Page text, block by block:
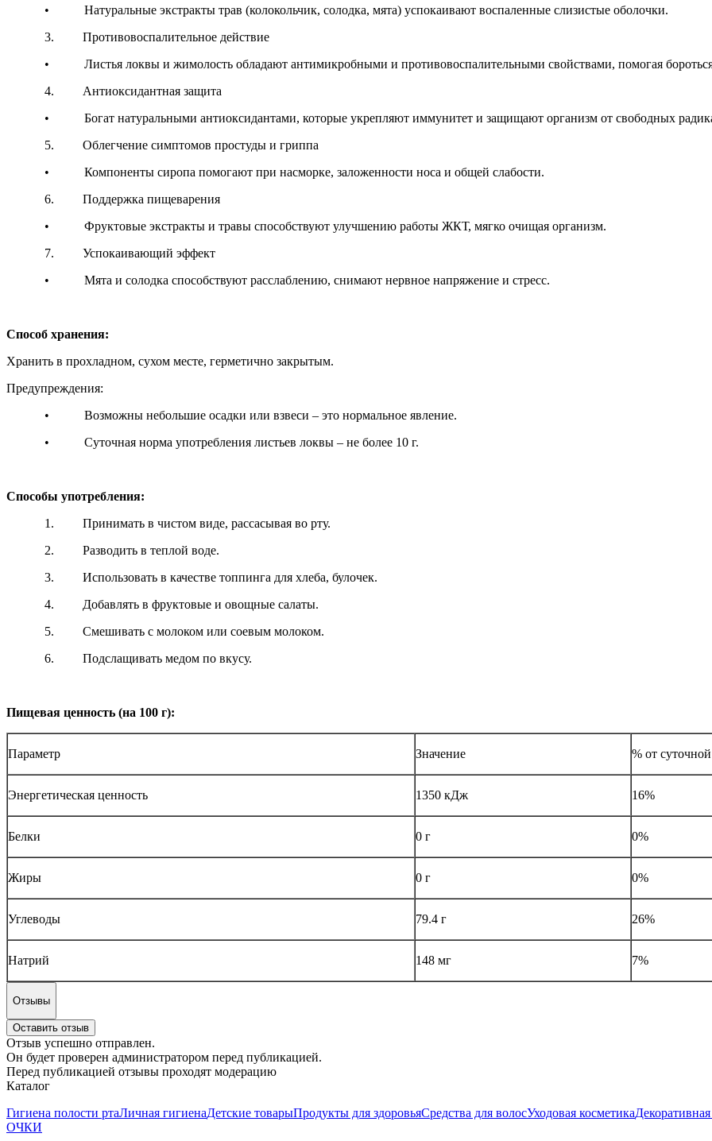
• Натуральные экстракты трав (колокольчик, солодка, мята) успокаивают воспаленные слизистые оболочки.
3. Противовоспалительное действие
• Листья локвы и жимолость обладают антимикробными и противовоспалительными свойствами, помогая
4. Антиоксидантная защита
• Богат натуральными антиоксидантами, которые укрепляют иммунитет и защищают организм от свободных
5. Облегчение симптомов простуды и гриппа
• Компоненты сиропа помогают при насморке, заложенности носа и общей слабости.
6. Поддержка пищеварения
• Фруктовые экстракты и травы способствуют улучшению работы ЖКТ, мягко очищая организм.
7. Успокаивающий эффект
• Мята и солодка способствуют расслаблению, снимают нервное напряжение и стресс.
Способ хранения:
Хранить в прохладном, сухом месте, герметично закрытым.
Предупреждения:
• Возможны небольшие осадки или взвеси – это нормальное явление.
• Суточная норма употребления листьев локвы – не более 10 г.
Способы употребления:
1. Принимать в чистом виде, рассасывая во рту.
2. Разводить в теплой воде.
3. Использовать в качестве топпинга для хлеба, булочек.
4. Добавлять в фруктовые и овощные салаты.
5. Смешивать с молоком или соевым молоком.
6. Подслащивать медом по вкусу.
Пищевая ценность (на 100 г):
Параметр Значение % от
Энергетическая ценность 1350 кДж 16%
Белки 0 г 0%
Жиры 0 г 0%
Углеводы 79.4 г 26%
Натрий 148 мг 7%
Отзывы
Оставить отзыв
Отзыв успешно отправлен.
Он будет проверен администратором перед публикацией.
Перед публикацией отзывы проходят модерацию
Каталог
Гигиена полости ртаЛичная гигиенаДетские товарыПродукты для здоровьяСредства для волосУходовая косметика
ОЧКИ